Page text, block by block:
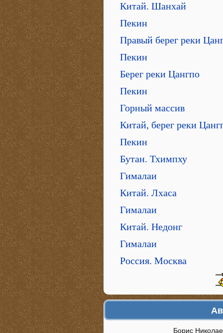
Китай. Шанхай
Пекин
Правый берег реки
Пекин
Берег реки Цангпо
Пекин
Горный массив
Китай, берег реки
Пекин
Бутан. Тхимпху
Гималаи
Китай. Лхаса
Гималаи
Китай. Недонг
Гималаи
Россия. Москва
Борис